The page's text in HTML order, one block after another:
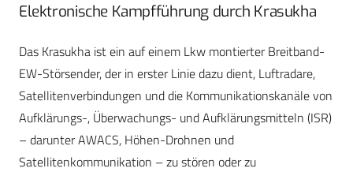
Elektronische Kampfführung durch Krasukha
Das Krasukha ist ein auf einem Lkw montierter Breitband-
EW-Störsender, der in erster Linie dazu dient, Luftradare,
Satellitenverbindungen und die Kommunikationskanäle von
Aufklärungs-, Überwachungs- und Aufklärungsmitteln (ISR)
– darunter AWACS, Höhen-Drohnen und
Satellitenkommunikation – zu stören oder zu